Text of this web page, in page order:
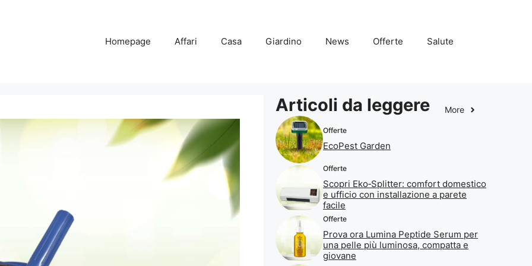
Homepage Affari Casa Giardino News Offerte Salute
Articoli da leggere More
Offerte
EcoPest Garden
Offerte
Scopri Eko‑Splitter: comfort domestico
e ufficio con installazione a parete
facile
Offerte
Prova ora Lumina Peptide Serum per
una pelle più luminosa, compatta e
giovane